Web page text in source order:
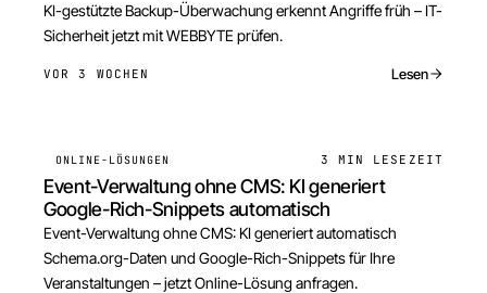
KI-gestützte Backup-Überwachung erkennt Angriffe früh – IT-
Sicherheit jetzt mit WEBBYTE prüfen.
VOR 3 WOCHEN Lesen
ONLINE-LÖSUNGEN 3 MIN LESEZEIT
Event-Verwaltung ohne CMS: KI generiert
Google-Rich-Snippets automatisch
Event-Verwaltung ohne CMS: KI generiert automatisch
Schema.org-Daten und Google-Rich-Snippets für Ihre
Veranstaltungen – jetzt Online-Lösung anfragen.